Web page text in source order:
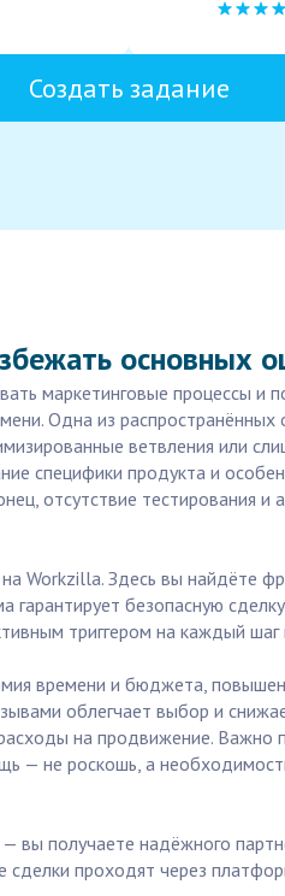
Создать задание
основных
маркетинговые процессы и
Одна из
ветвления или
специфики продукта и
отсутствие тестирования и
Workzilla. Здесь вы найдёте
безопасную
триггером на каждый шаг
времени и бюджета,
облегчает выбор и
на продвижение. Важно
— не роскошь, а
вы получаете надёжного
проходят через